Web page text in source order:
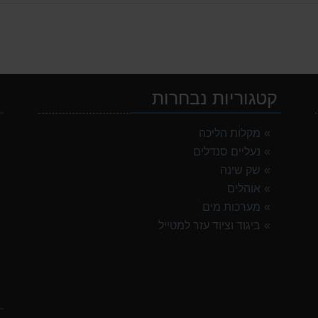
קטגוריות נבחרות
מקלות הליכה
נעליים סנדלים
שק שינה
אוהלים
מערכות מים
ביגוד וציוד עזר למטייל